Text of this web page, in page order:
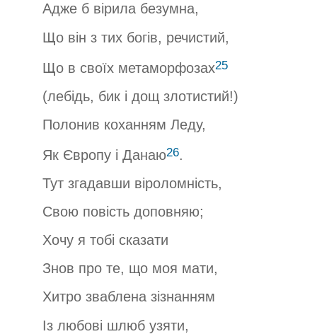
Адже б вірила безумна,
Що він з тих богів, речистий,
Що в своїх метаморфозах25
(лебідь, бик і дощ злотистий!)
Полонив коханням Леду,
Як Європу і Данаю26.
Тут згадавши віроломність,
Свою повість доповняю;
Хочу я тобі сказати
Знов про те, що моя мати,
Хитро зваблена зізнанням
Із любові шлюб узяти,